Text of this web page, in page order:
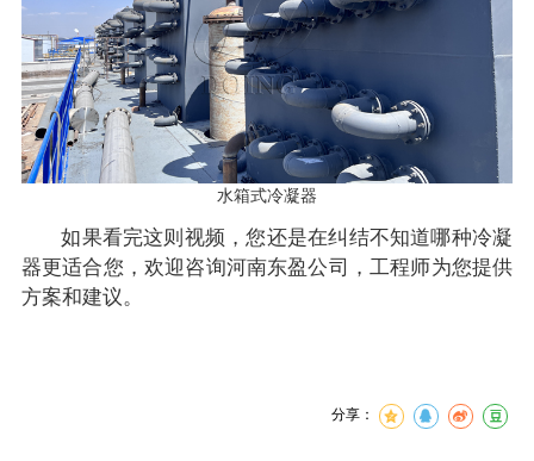
水箱式冷凝器
如果看完这则视频，您还是在纠结不知道哪种冷凝
器更适合您，欢迎咨询河南东盈公司，工程师为您提供
方案和建议。
分享：